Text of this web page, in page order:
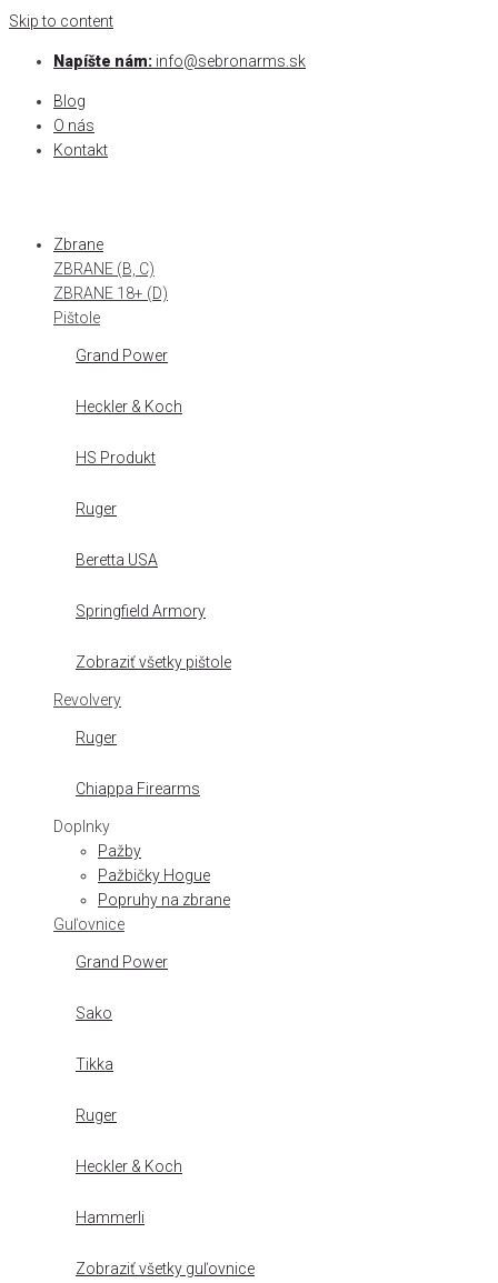
Skip to content
Napíšte nám: info@sebronarms.sk
Blog
O nás
Kontakt
Zbrane
ZBRANE (B, C)
ZBRANE 18+ (D)
Pištole
Grand Power
Heckler & Koch
HS Produkt
Ruger
Beretta USA
Springfield Armory
Zobraziť všetky pištole
Revolvery
Ruger
Chiappa Firearms
Doplnky
Pažby
Pažbičky Hogue
Popruhy na zbrane
Guľovnice
Grand Power
Sako
Tikka
Ruger
Heckler & Koch
Hammerli
Zobraziť všetky guľovnice